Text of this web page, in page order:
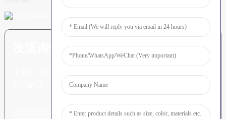
发送询价：准备了解更多信息